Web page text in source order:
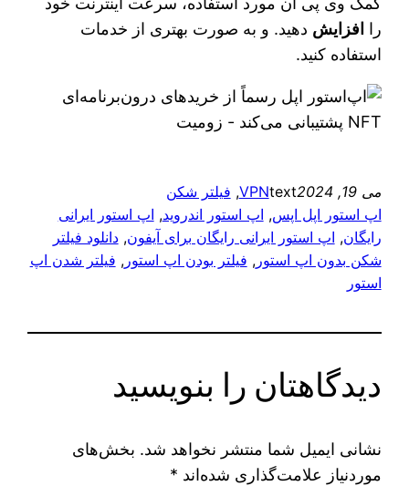
را افزایش دهید. و به صورت بهتری از خدمات
استفاده کنید.
می 19, 2024 text
VPN
, فیلتر شکن
اپ استور اپل اپس, اپ استور اندروید, اپ استور ایرانی
رایگان, اپ استور ایرانی رایگان برای آیفون, دانلود فیلتر
شکن بدون اپ استور, فیلتر بودن اپ استور, فیلتر شدن اپ
استور
دیدگاهتان را بنویسید
نشانی ایمیل شما منتشر نخواهد شد. بخش‌های
موردنیاز علامت‌گذاری شده‌اند *